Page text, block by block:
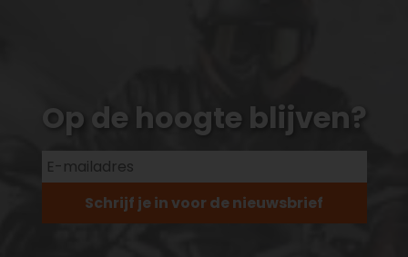
Op de hoogte blijven?
Schrijf je in voor de nieuwsbrief